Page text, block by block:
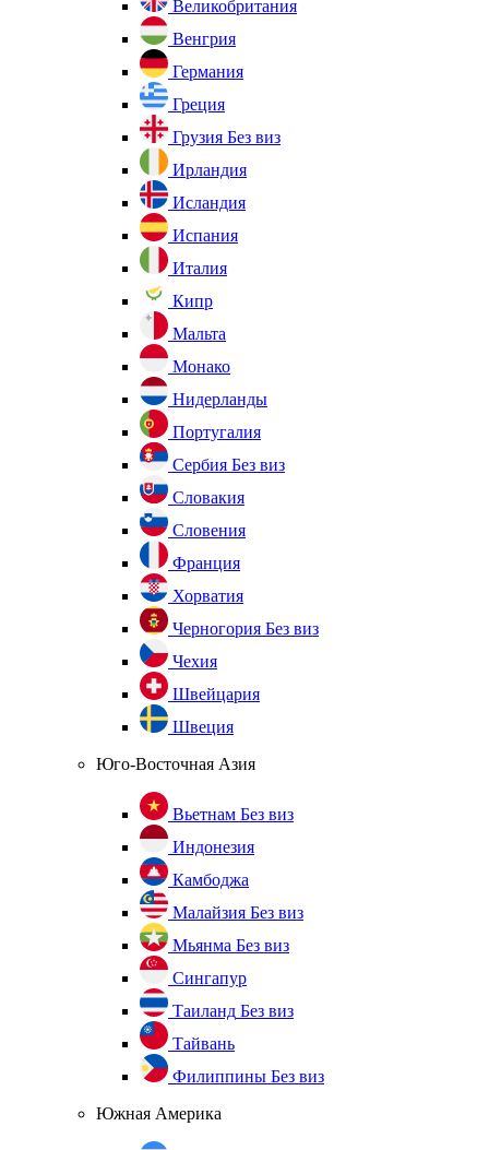
Великобритания
Венгрия
Германия
Греция
Грузия Без виз
Ирландия
Исландия
Испания
Италия
Кипр
Мальта
Монако
Нидерланды
Португалия
Сербия Без виз
Словакия
Словения
Франция
Хорватия
Черногория Без виз
Чехия
Швейцария
Швеция
Юго-Восточная Азия
Вьетнам Без виз
Индонезия
Камбоджа
Малайзия Без виз
Мьянма Без виз
Сингапур
Таиланд Без виз
Тайвань
Филиппины Без виз
Южная Америка